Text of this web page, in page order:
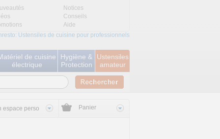
Notices
Conseils
Aide
Ustensiles de cuisine pour professionnels
de cuisine
électrique
Hygiène &
Protection
Ustensiles
amateur
espace perso Panier